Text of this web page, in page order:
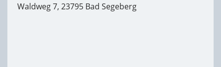
Waldweg 7, 23795 Bad Segeberg